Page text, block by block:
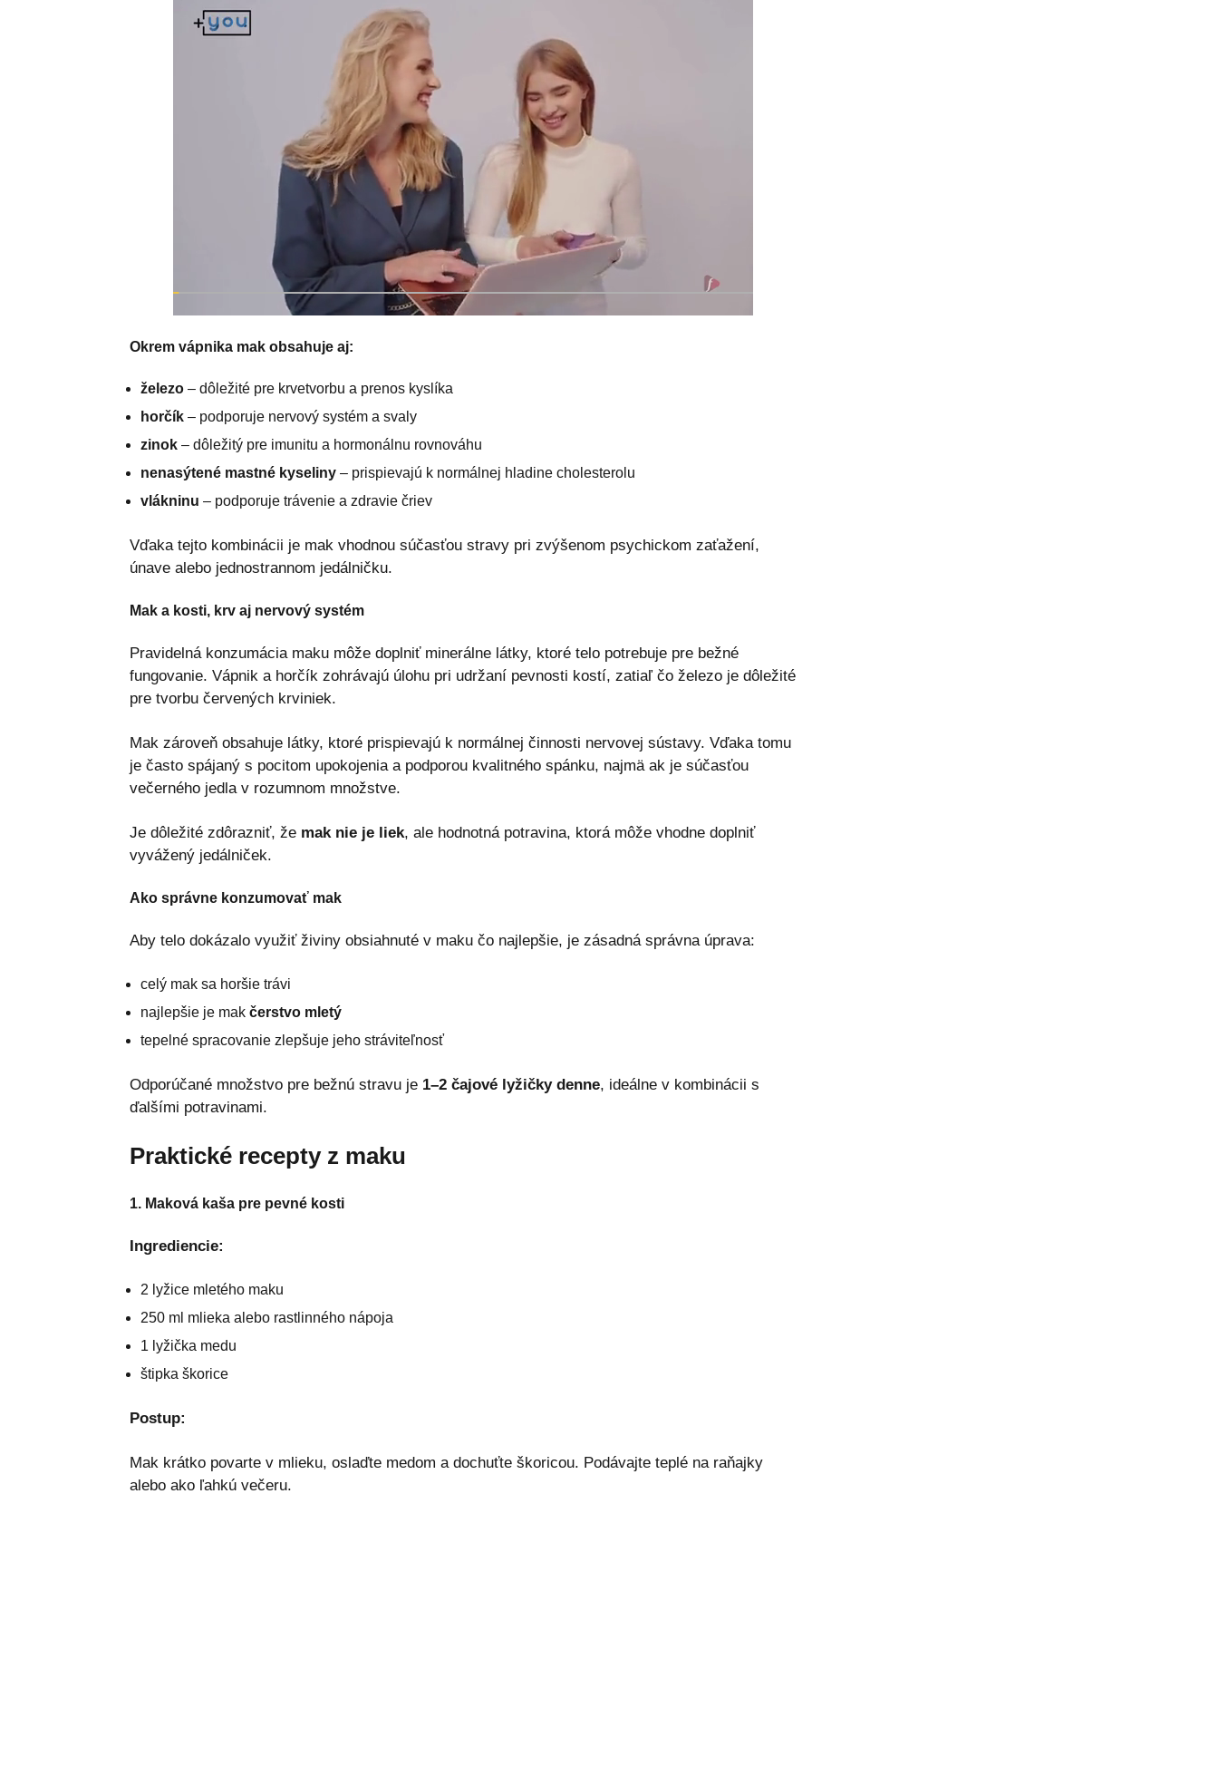
Okrem vápnika mak obsahuje aj:
železo– dôležité pre krvetvorbu a prenos kyslíka
horčík– podporuje nervový systém a svaly
zinok– dôležitý pre imunitu a hormonálnu rovnováhu
nenasýtené mastné kyseliny– prispievajú k normálnej hladine cholesterolu
vlákninu – podporuje trávenie a zdravie čriev
Vďaka tejto kombinácii je mak vhodnou súčasťou stravy pri zvýšenom psychickom zaťažení,
únave alebo jednostrannom jedálničku.
Mak a kosti, krv aj nervový systém
Pravidelná konzumácia maku môže doplniť minerálne látky, ktoré telo potrebuje pre bežné
fungovanie. Vápnik a horčík zohrávajú úlohu pri udržaní pevnosti kostí, zatiaľ čo železo je dôležité
pre tvorbu červených krviniek.
Mak zároveň obsahuje látky, ktoré prispievajú k normálnej činnosti nervovej sústavy. Vďaka tomu
je často spájaný s pocitom upokojenia a podporou kvalitného spánku, najmä ak je súčasťou
večerného jedla v rozumnom množstve.
Je dôležité zdôrazniť, že mak nie je liek, ale hodnotná potravina, ktorá môže vhodne doplniť
vyvážený jedálniček.
Ako správne konzumovať mak
Aby telo dokázalo využiť živiny obsiahnuté v maku čo najlepšie, je zásadná správna úprava:
celý mak sa horšie trávi
najlepšie je mak čerstvo mletý
tepelné spracovanie zlepšuje jeho stráviteľnosť
Odporúčané množstvo pre bežnú stravu je 1–2 čajové lyžičky denne, ideálne v kombinácii s
ďalšími potravinami.
Praktické recepty z maku
1. Maková kaša pre pevné kosti
Ingrediencie:
2 lyžice mletého maku
250 ml mlieka alebo rastlinného nápoja
1 lyžička medu
štipka škorice
Postup:
Mak krátko povarte v mlieku, oslaďte medom a dochuťte škoricou. Podávajte teplé na raňajky
alebo ako ľahkú večeru.